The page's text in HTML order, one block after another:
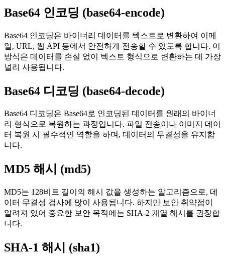
Base64 인코딩 (base64-encode)
Base64 인코딩은 바이너리 데이터를 텍스트로 변환하여 이메
일, URL, 웹 API 등에서 안전하게 전송할 수 있도록 합니다. 이
방식은 데이터를 손실 없이 텍스트 형식으로 변환하는 데 가장
널리 사용됩니다.
Base64 디코딩 (base64-decode)
Base64 디코딩은 Base64로 인코딩된 데이터를 원래의 바이너
리 형식으로 복원하는 과정입니다. 파일 전송이나 이미지 데이
터 복원 시 필수적인 역할을 하며, 데이터의 무결성을 유지합
니다.
MD5 해시 (md5)
MD5는 128비트 길이의 해시 값을 생성하는 알고리즘으로, 데
이터 무결성 검사에 많이 사용됩니다. 하지만 보안 취약점이
알려져 있어 중요한 보안 목적에는 SHA-2 계열 해시를 권장합
니다.
SHA-1 해시 (sha1)